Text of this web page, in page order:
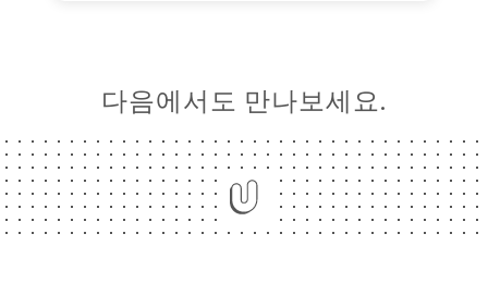
다음에서도 만나보세요.